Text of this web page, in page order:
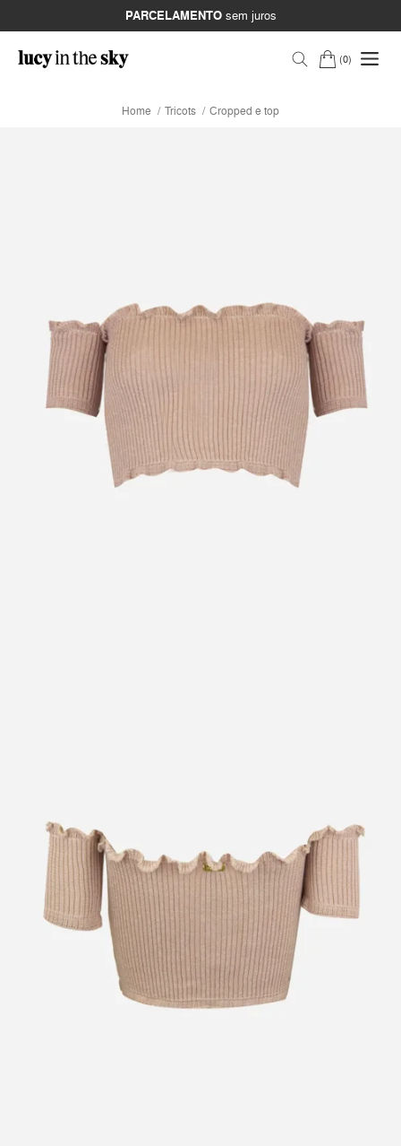
PARCELAMENTOsem juros
0
Home Tricots Cropped e top